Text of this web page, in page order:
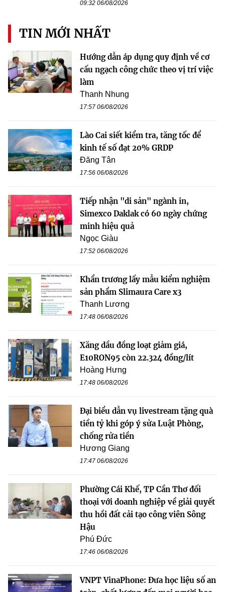
09:32 06/08/2026
TIN MỚI NHẤT
Hướng dẫn áp dụng quy định về cơ
cấu ngạch công chức theo vị trí việc
làm
Thanh Nhung
17:57 06/08/2026
Lào Cai siết kiểm tra, tăng tốc để
kinh tế số đạt 20% GRDP
Đăng Tân
17:56 06/08/2026
Tiếp nhận "di sản" ngành in,
Simexco Daklak có 60 ngày chứng
minh hiệu quả
Ngọc Giàu
17:52 06/08/2026
Khẩn trương lấy mẫu kiểm nghiệm
sản phẩm Slimaura Care x3
Thanh Lương
17:48 06/08/2026
Xăng dầu đồng loạt giảm giá,
E10RON95 còn 22.324 đồng/lít
Hoàng Hưng
17:48 06/08/2026
Đại biểu dẫn vụ livestream tặng quà
tiền tỷ khi góp ý sửa Luật Phòng,
chống rửa tiền
Hương Giang
17:47 06/08/2026
Phường Cái Khế, TP Cần Thơ đối
thoại với doanh nghiệp về giải quyết
thu hồi đất cải tạo công viên Sông
Hậu
Phú Đức
17:46 06/08/2026
VNPT VinaPhone: Đưa học liệu số an